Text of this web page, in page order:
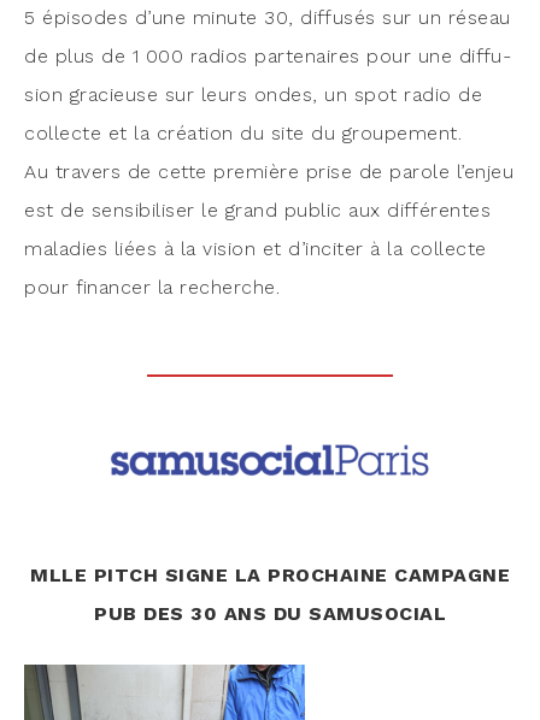
5 épi­sodes d’une minute 30, dif­fu­sés sur un réseau
de plus de 1 000 radios par­te­naires pour une dif­fu­
sion gra­cieuse sur leurs ondes, un spot radio de
col­lecte et la créa­tion du site du groupement.
Au tra­vers de cette pre­mière prise de parole l’en­jeu
est de sen­si­bi­li­ser le grand public aux dif­fé­rentes
mala­dies liées à la vision et d’in­ci­ter à la col­lecte
pour finan­cer la recherche.
MLLE PITCH SIGNE LA PROCHAINE CAMPAGNE
PUB DES 30 ANS DU SAMUSOCIAL